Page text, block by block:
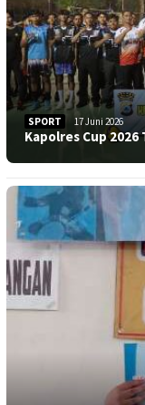
SPORT 17 Juni 2026
Kapolres Cup